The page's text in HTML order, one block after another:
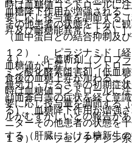
時は血糖値コントロールに
要に応じ投与量を調節する
昇及び耐糖能異常による）］
１２）． ピラジナミド［
血糖値が上昇してコントロ
食後の血糖上昇が加わるこ
時は血糖値コントロールに
要に応じ投与量を調節する
ルがむずかしいとの報告が
１３）． フェノチアジン
血糖降下作用が増強される
その他患者の状態を十分に
（血中蛋白との結合抑制及
４）． β−遮断剤（プロプ
ミン酸化酵素阻害剤［低血
無気力・だるさ等の初期症
顔面蒼白等の症状を経て意
る）、血糖降下作用が増強
ニターその他患者の状態を
する（肝臓における糖新生